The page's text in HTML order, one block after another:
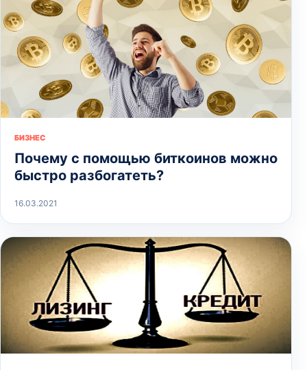
БИЗНЕС
Почему с помощью биткоинов можно
быстро разбогатеть?
16.03.2021